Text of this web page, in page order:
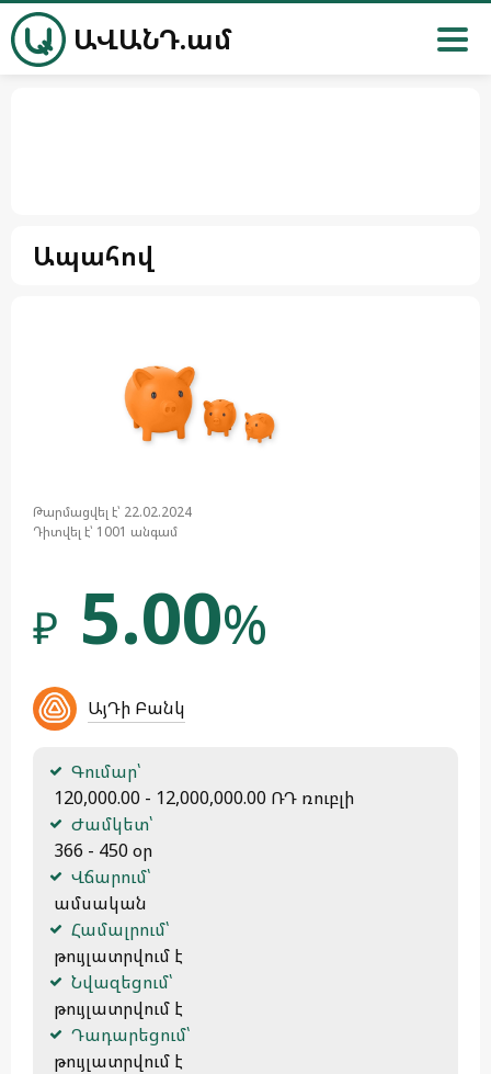
ԱՎԱՆԴ.ամ
Ապահով
Թարմացվել է՝ 22.02.2024
Դիտվել է՝ 1001 անգամ
₽ 5.00%
ԱյԴի Բանկ
Գումար՝
120,000.00 - 12,000,000.00 ՌԴ ռուբլի
Ժամկետ՝
366 - 450 օր
Վճարում՝
ամսական
Համալրում՝
թույլատրվում է
Նվազեցում՝
թույլատրվում է
Դադարեցում՝
թույլատրվում է